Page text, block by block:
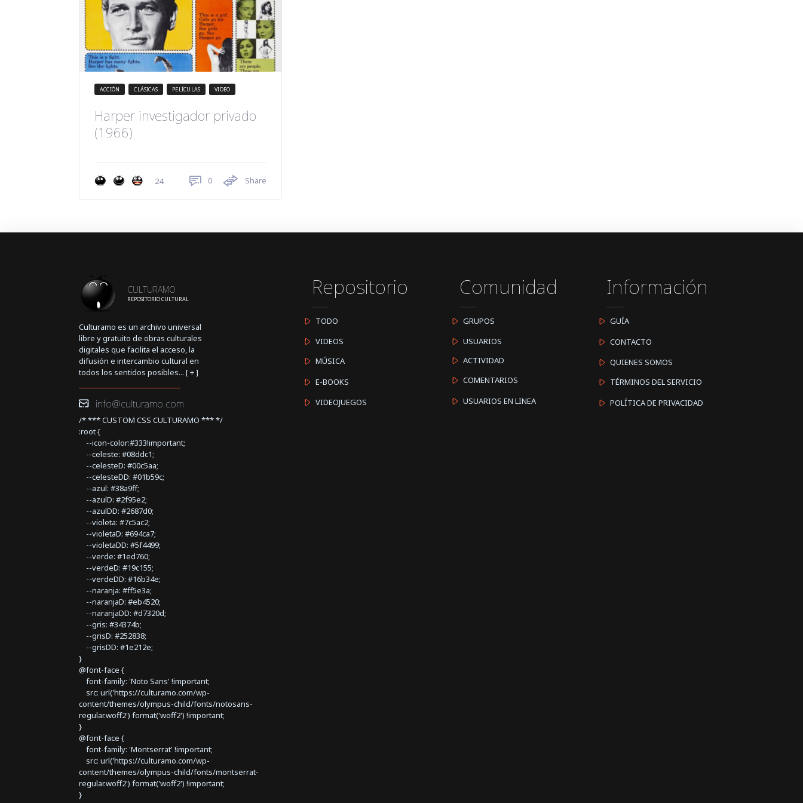
ACCIÓN CLÁSICAS PELÍCULAS VIDEO
Harper investigador privado
(1966)
24 0 Share
CULTURAMO
REPOSITORIO CULTURAL
Culturamo es un archivo universal
libre y gratuito de obras culturales
digitales que facilita el acceso, la
difusión e intercambio cultural en
todos los sentidos posibles... [+]
info@culturamo.com
/* *** CUSTOM CSS CULTURAMO *** */
:root {
--icon-color:#333!important;
--celeste: #08ddc1;
--celesteD: #00c5aa;
--celesteDD: #01b59c;
--azul: #38a9ff;
--azulD: #2f95e2;
--azulDD: #2687d0;
--violeta: #7c5ac2;
--violetaD: #694ca7;
--violetaDD: #5f4499;
--verde: #1ed760;
--verdeD: #19c155;
--verdeDD: #16b34e;
--naranja: #ff5e3a;
--naranjaD: #eb4520;
--naranjaDD: #d7320d;
--gris: #34374b;
--grisD: #252838;
--grisDD: #1e212e;
}
@font-face {
font-family: 'Noto Sans' !important;
src: url('https://culturamo.com/wp-
content/themes/olympus-child/fonts/notosans-
regular.woff2') format('woff2') !important;
}
@font-face {
font-family: 'Montserrat' !important;
src: url('https://culturamo.com/wp-
content/themes/olympus-child/fonts/montserrat-
regular.woff2') format('woff2') !important;
}
Repositorio
TODO
VIDEOS
MÚSICA
E-BOOKS
VIDEOJUEGOS
Comunidad
GRUPOS
USUARIOS
ACTIVIDAD
COMENTARIOS
USUARIOS EN LINEA
Información
GUÍA
CONTACTO
QUIENES SOMOS
TÉRMINOS DEL SERVICIO
POLÍTICA DE PRIVACIDAD